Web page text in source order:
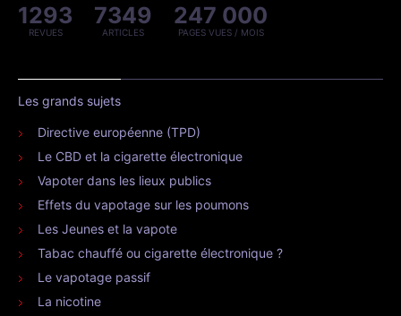
1293
REVUES
7349
ARTICLES
247 000
PAGES VUES / MOIS
Les grands sujets
Directive européenne (TPD)
Le CBD et la cigarette électronique
Vapoter dans les lieux publics
Effets du vapotage sur les poumons
Les Jeunes et la vapote
Tabac chauffé ou cigarette électronique ?
Le vapotage passif
La nicotine